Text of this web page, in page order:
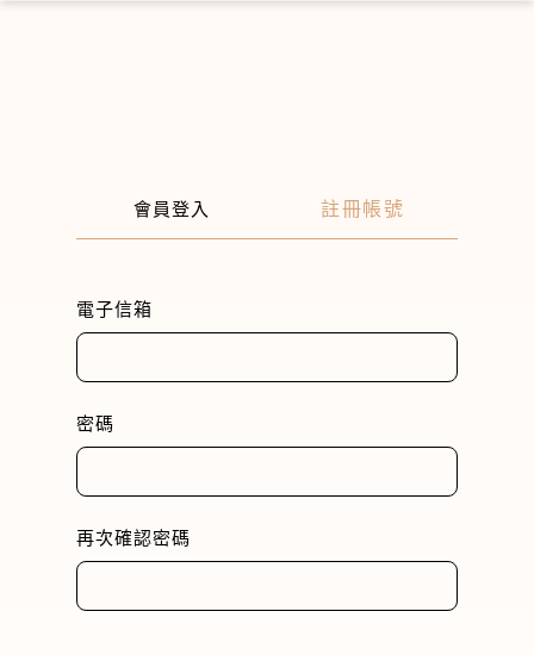
會員登入 註冊帳號
電子信箱
密碼
再次確認密碼